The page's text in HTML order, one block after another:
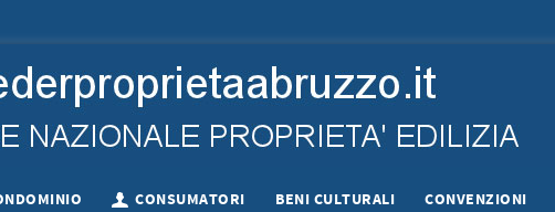
CONSUMATORI BENI CULTURALI CONVENZIONI